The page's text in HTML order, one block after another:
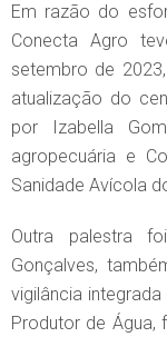
Em razão do
Conecta Agro
setembro de
atualização do
por Izabella
agropecuária e
Sanidade Avícola
Outra palestra
Gonçalves,
vigilância
Produtor de Água,